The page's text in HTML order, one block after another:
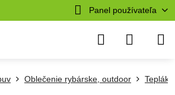
Panel používateľa
Oblečenie rybárske, outdoor